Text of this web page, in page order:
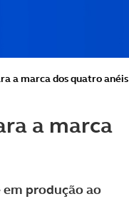
a marca dos quatro anéis
a marca
em produção ao